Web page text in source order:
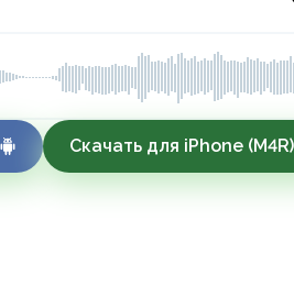
Скачать для iPhone (M4R)